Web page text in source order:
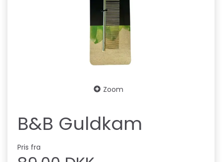
Zoom
B&B Guldkam
Pris fra